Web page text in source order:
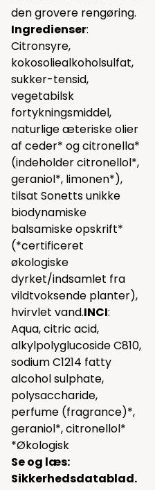
den grovere rengøring.
Ingredienser:
Citronsyre,
kokosoliealkoholsulfat,
sukker-tensid,
vegetabilsk
fortykningsmiddel,
naturlige æteriske olier
af ceder* og citronella*
(indeholder citronellol*,
geraniol*, limonen*),
tilsat Sonetts unikke
biodynamiske
balsamiske opskrift*
(*certificeret
økologiske
dyrket/indsamlet fra
vildtvoksende planter),
hvirvlet vand.INCI:
Aqua, citric acid,
alkylpolyglucoside C810,
sodium C1214 fatty
alcohol sulphate,
polysaccharide,
perfume (fragrance)*,
geraniol*, citronellol*
*Økologisk
Se og læs:
Sikkerhedsdatablad.